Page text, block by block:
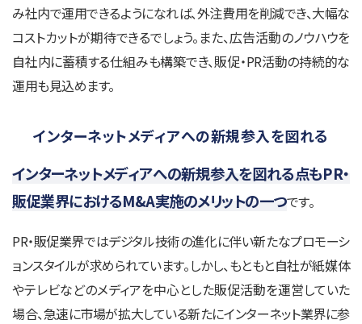
み社内で運用できるようになれば、外注費用を削減でき、大幅な
コストカットが期待できるでしょう。また、広告活動のノウハウを
自社内に蓄積する仕組みも構築でき、販促・PR活動の持続的な
運用も見込めます。
インターネットメディアへの新規参入を図れる
インターネットメディアへの新規参入を図れる点もPR・
販促業界におけるM&A実施のメリットの一つです。
PR・販促業界ではデジタル技術の進化に伴い新たなプロモーシ
ョンスタイルが求められています。しかし、もともと自社が紙媒体
やテレビなどのメディアを中心とした販促活動を運営していた
場合、急速に市場が拡大している新たにインターネット業界に参